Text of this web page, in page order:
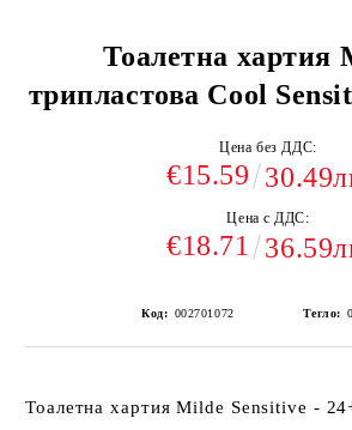
Тоалетна хартия
трипластова Cool
Цена без ДДС:
€15.59
Цена с ДДС:
€18.71
Код: 002701072 Тегло:
Тоалетна хартия Milde Sensitive -